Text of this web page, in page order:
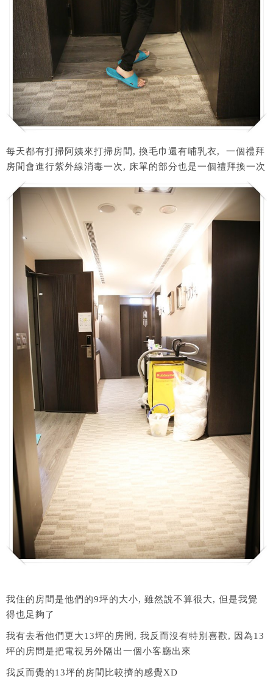
每天都有打掃阿姨來打掃房間, 換毛巾還有哺乳衣, 一個禮拜
房間會進行紫外線消毒一次, 床單的部分也是一個禮拜換一次
我住的房間是他們的9坪的大小, 雖然說不算很大, 但是我覺
得也足夠了
我有去看他們更大13坪的房間, 我反而沒有特別喜歡, 因為13
坪的房間是把電視另外隔出一個小客廳出來
我反而覺的13坪的房間比較擠的感覺XD